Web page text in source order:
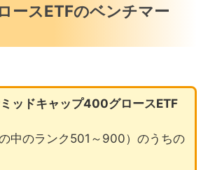
ースETFのベンチマー
ッドキャップ400グロースETF
中のランク501～900）のうちの